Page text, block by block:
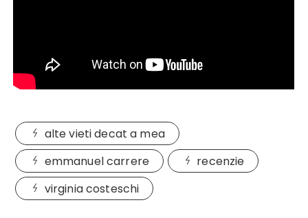
alte vieti decat a mea
emmanuel carrere
recenzie
virginia costeschi